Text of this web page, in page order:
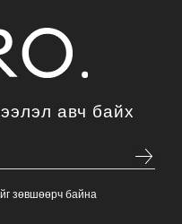
авч байх
зөвшөөрч байна